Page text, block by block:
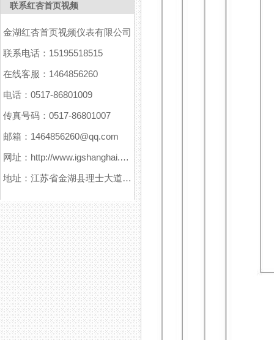
联系红杏首页视频
金湖红杏首页视频仪表有限公司
联系电话：15195518515
在线客服：1464856260
电话：0517-86801009
传真号码：0517-86801007
邮箱：1464856260@qq.com
网址：http://www.igshanghai.com
地址：江苏省金湖县理士大道61号